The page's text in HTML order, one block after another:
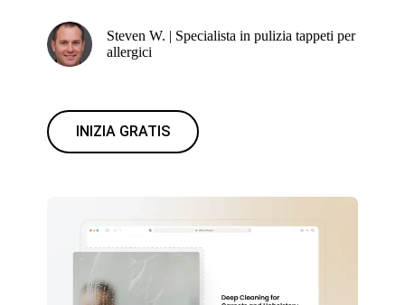
Steven W. | Specialista in pulizia tappeti per
allergici
INIZIA GRATIS